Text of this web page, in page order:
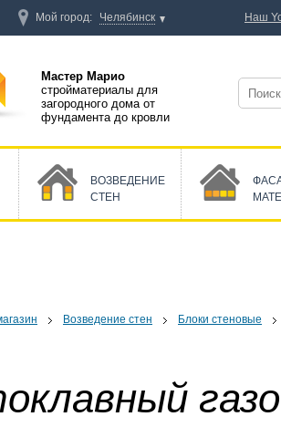
Возведение стен Блоки стеновые
Мастер Марио
стройматериалы для
загородного дома от
фундамента до кровли
ВОЗВЕДЕНИЕ
СТЕН
Мой город: Челябинск Наш